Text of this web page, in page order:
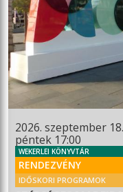
2026. szeptember 18.
péntek 17:00
WEKERLEI KÖNYVTÁR
RENDEZVÉNY
IDŐSKORI PROGRAMOK